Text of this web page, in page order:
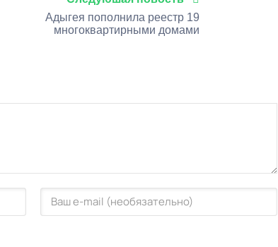
Адыгея пополнила реестр 19
многоквартирными домами